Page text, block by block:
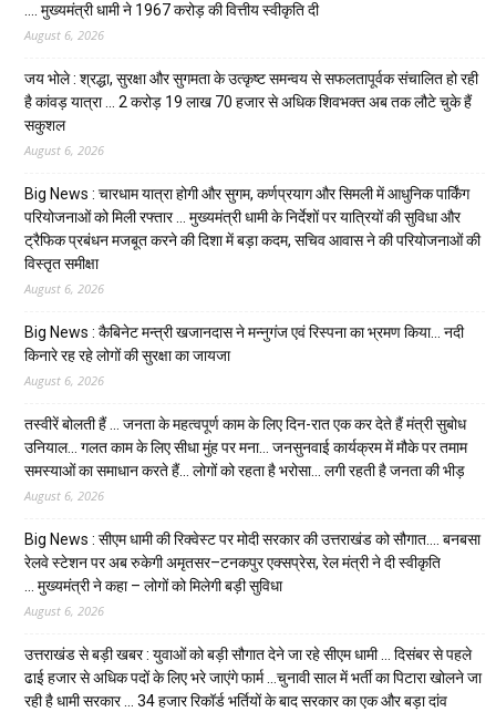
…. मुख्यमंत्री धामी ने ₹1967 करोड़ की वित्तीय स्वीकृति दी
August 6, 2026
जय भोले : श्रद्धा, सुरक्षा और सुगमता के उत्कृष्ट समन्वय से सफलतापूर्वक संचालित हो रही
है कांवड़ यात्रा … 2 करोड़ 19 लाख 70 हजार से अधिक शिवभक्त अब तक लौटे चुके हैं
सकुशल
August 6, 2026
Big News : चारधाम यात्रा होगी और सुगम, कर्णप्रयाग और सिमली में आधुनिक पार्किंग
परियोजनाओं को मिली रफ्तार … मुख्यमंत्री धामी के निर्देशों पर यात्रियों की सुविधा और
ट्रैफिक प्रबंधन मजबूत करने की दिशा में बड़ा कदम, सचिव आवास ने की परियोजनाओं की
विस्तृत समीक्षा
August 6, 2026
Big News : कैबिनेट मन्त्री खजानदास ने मन्नुगंज एवं रिस्पना का भ्रमण किया… नदी
किनारे रह रहे लोगों की सुरक्षा का जायजा
August 6, 2026
तस्वीरें बोलती हैं … जनता के महत्वपूर्ण काम के लिए दिन-रात एक कर देते हैं मंत्री सुबोध
उनियाल… गलत काम के लिए सीधा मुंह पर मना… जनसुनवाई कार्यक्रम में मौके पर तमाम
समस्याओं का समाधान करते हैं… लोगों को रहता है भरोसा… लगी रहती है जनता की भीड़
August 6, 2026
Big News : सीएम धामी की रिक्वेस्ट पर मोदी सरकार की उत्तराखंड को सौगात…. बनबसा
रेलवे स्टेशन पर अब रुकेगी अमृतसर–टनकपुर एक्सप्रेस, रेल मंत्री ने दी स्वीकृति
… मुख्यमंत्री ने कहा – लोगों को मिलेगी बड़ी सुविधा
August 6, 2026
उत्तराखंड से बड़ी खबर : युवाओं को बड़ी सौगात देने जा रहे सीएम धामी … दिसंबर से पहले
ढाई हजार से अधिक पदों के लिए भरे जाएंगे फार्म …चुनावी साल में भर्ती का पिटारा खोलने जा
रही है धामी सरकार … 34 हजार रिकॉर्ड भर्तियों के बाद सरकार का एक और बड़ा दांव